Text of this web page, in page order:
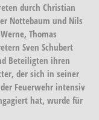
durch Christian
Nottebaum und Nils
Thomas
Sven Schubert
Beteiligten ihren
der sich in seiner
Feuerwehr intensiv
hat, wurde für